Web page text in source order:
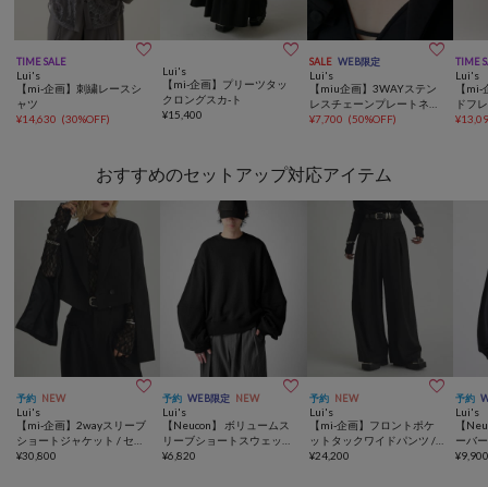
TIME SALE 
Lui's
【mi-企画】刺繍レースシ
ャツ
¥14,630 (30%OFF)

Lui's
【mi-企画】プリーツタッ
クロングスカ-ト
¥15,400
SALE WEB限定 
Lui's
【miu企画】3WAYステン
レスチェーンプレートネッ
クレス
¥7,700 (50%OFF)
TIME
Lui's
【
ドフ
¥
おすすめのセットアップ対応アイテム
予約 NEW 
Lui's
【mi-企画】2wayスリーブ
ショートジャケット / セッ
トアップ対応
¥30,800
予約 WEB限定 NEW 
Lui's
【Neucon】 ボリュームス
リーブショートスウェット
/ セットアップ対応
¥6,820
予約 NEW 
Lui's
【mi-企画】フロントポケ
ットタックワイドパンツ /
セットアップ対応
¥24,200
予約
Lui's
【
ーバ
ット /
¥